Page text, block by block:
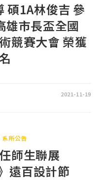
碩1A林俊吉 參
雄市長盃全國
競賽大會 榮獲
2021-11-19
系所公告
師生聯展
遠百設計節